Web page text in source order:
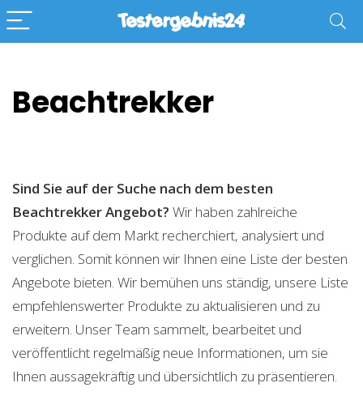
Beachtrekker
Sind Sie auf der Suche nach dem besten
BeachtrekkerAngebot? Wir haben zahlreiche
Produkte auf dem Markt recherchiert, analysiert und
verglichen. Somit können wir Ihnen eine Liste der besten
Angebote bieten. Wir bemühen uns ständig, unsere Liste
empfehlenswerter Produkte zu aktualisieren und zu
erweitern. Unser Team sammelt, bearbeitet und
veröffentlicht regelmäßig neue Informationen, um sie
Ihnen aussagekräftig und übersichtlich zu präsentieren.